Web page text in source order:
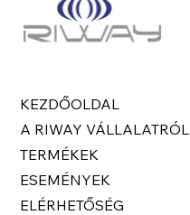
KEZDŐOLDAL
A RIWAY VÁLLALATRÓL
TERMÉKEK
ESEMÉNYEK
ELÉRHETŐSÉG